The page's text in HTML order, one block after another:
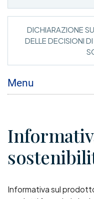
DICHIARAZIONE
DELLE DECISIONI
Menu
Informativa sul